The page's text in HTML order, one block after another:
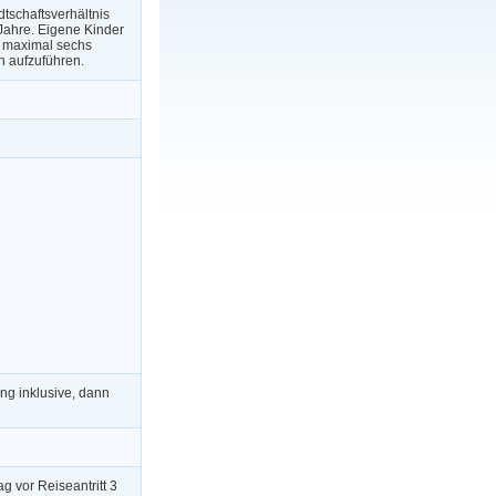
Eigene Kinder
sechs
aufzuführen.
inklusive, dann
vor Reiseantritt 3